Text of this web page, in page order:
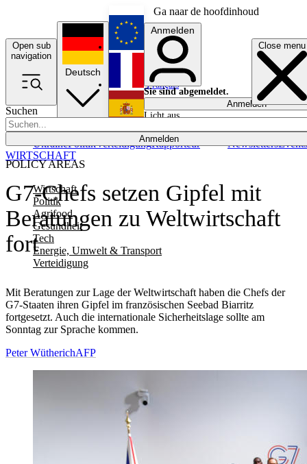
Ga naar de hoofdinhoud
Open sub
navigation
Close menu
Suchen
Anmelden
POLICY AREAS
Wirtschaft
Politik
Agrifood
Gesundheit
Tech
Energie, Umwelt & Transport
Verteidigung
UkrainePolitikVerteidigungRapporteur NewslettersEvents
Deutsch
English
Français
Anmelden
Sie sind abgemeldet.
Anmelden
Licht aus
G7-Chefs setzen Gipfel mit
Beratungen zu Weltwirtschaft
fort
Mit Beratungen zur Lage der Weltwirtschaft haben die Chefs der
G7-Staaten ihren Gipfel im französischen Seebad Biarritz
fortgesetzt. Auch die internationale Sicherheitslage sollte am
Sonntag zur Sprache kommen.
WIRTSCHAFT
Peter WütherichAFP